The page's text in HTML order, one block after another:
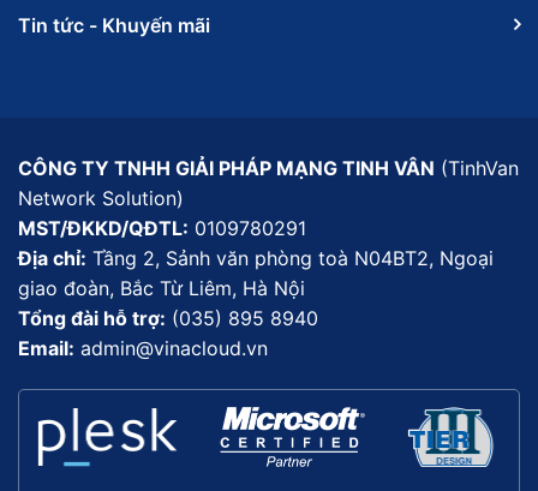
Tin tức - Khuyến mãi
CÔNG TY TNHH GIẢI PHÁP MẠNG TINH VÂN (TinhVan
Network Solution)
MST/ĐKKD/QĐTL: 0109780291
Địa chỉ: Tầng 2, Sảnh văn phòng toà N04BT2, Ngoại
giao đoàn, Bắc Từ Liêm, Hà Nội
Tổng đài hỗ trợ: (035) 895 8940
Email: admin@vinacloud.vn